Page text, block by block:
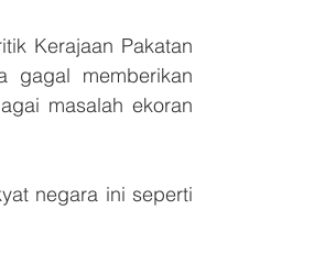
Kerajaan Pakatan
gagal memberikan
masalah ekoran
negara ini seperti